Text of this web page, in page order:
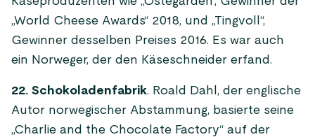
„World Cheese Awards“ 2018, und „Tingvoll“,
Gewinner desselben Preises 2016. Es war auch
ein Norweger, der den Käseschneider erfand.
22. Schokoladenfabrik. Roald Dahl, der englische
Autor norwegischer Abstammung, basierte seine
„Charlie and the Chocolate Factory“ auf der